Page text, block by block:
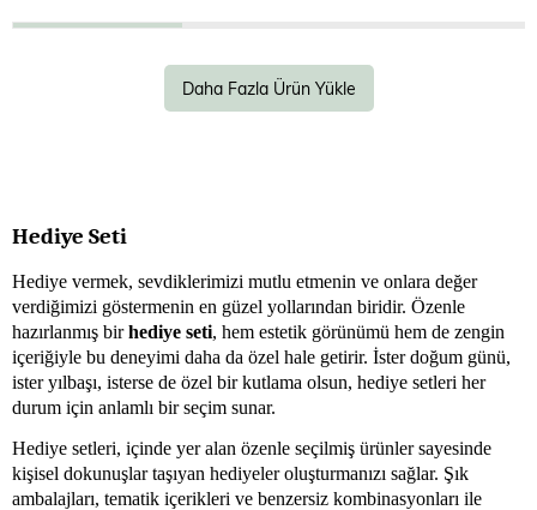
Daha Fazla Ürün Yükle
Hediye Seti
Hediye vermek, sevdiklerimizi mutlu etmenin ve onlara değer
verdiğimizi göstermenin en güzel yollarından biridir. Özenle
hazırlanmış birhediye seti, hem estetik görünümü hem de zengin
içeriğiyle bu deneyimi daha da özel hale getirir. İster doğum günü,
ister yılbaşı, isterse de özel bir kutlama olsun, hediye setleri her
durum için anlamlı bir seçim sunar.
Hediye setleri, içinde yer alan özenle seçilmiş ürünler sayesinde
kişisel dokunuşlar taşıyan hediyeler oluşturmanızı sağlar. Şık
ambalajları, tematik içerikleri ve benzersiz kombinasyonları ile